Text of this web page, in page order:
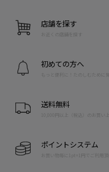
店舗を探す
お近くの店舗を探す
初めての方へ
もっと便利に！たのしむために
送料無料
10,000円以上（税込）のお買い
ポイントシステム
お買い物毎に1pt=1円でご利用頂